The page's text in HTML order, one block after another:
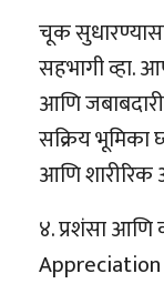
चूक
सहभागी व्हा.
आणि
सक्रिय भूमिका
आणि
४. प्रशंसा